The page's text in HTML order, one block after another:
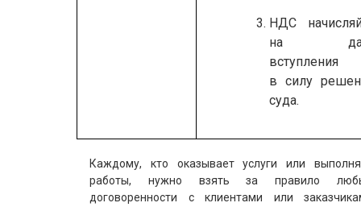
НДС
на
вступления
в силу
суда.
Каждому, кто оказывает услуги или
работы, нужно взять за правило
договоренности с клиентами или